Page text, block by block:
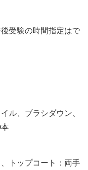
受験の時間指定はで
ル、ブラシダウン、
トップコート：両手